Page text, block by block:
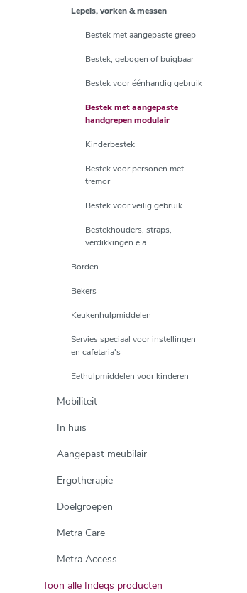
Lepels, vorken & messen
Bestek met aangepaste greep
Bestek, gebogen of buigbaar
Bestek voor éénhandig gebruik
Bestek met aangepaste
handgrepen modulair
Kinderbestek
Bestek voor personen met
tremor
Bestek voor veilig gebruik
Bestekhouders, straps,
verdikkingen e.a.
Borden
Bekers
Keukenhulpmiddelen
Servies speciaal voor instellingen
en cafetaria's
Eethulpmiddelen voor kinderen
Mobiliteit
In huis
Aangepast meubilair
Ergotherapie
Doelgroepen
Metra Care
Metra Access
Toon alle Indeqs producten